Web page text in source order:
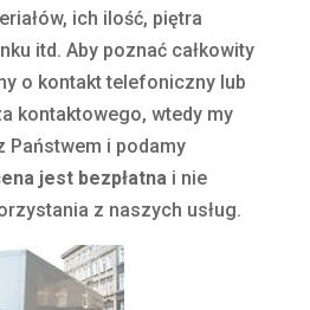
ich ilość, piętra
itd. Aby poznać całkowity
o kontakt telefoniczny lub
kontaktowego, wtedy my
Państwem i podamy
jest bezpłatnai nie
z naszych usług.